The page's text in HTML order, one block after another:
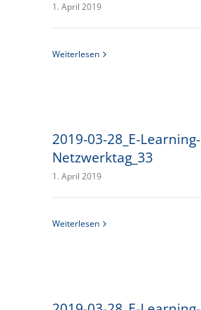
1. April 2019
Weiterlesen
2019-03-28_E-Learning-
Netzwerktag_33
1. April 2019
Weiterlesen